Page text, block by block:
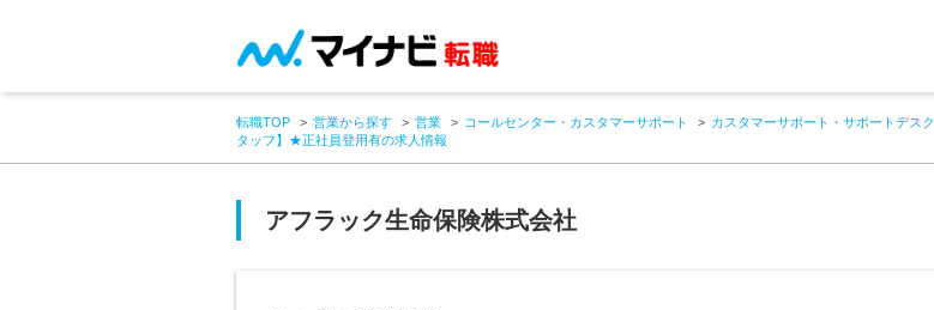
転職TOP 営業から探す 営業 コールセンター・カスタマーサポート カスタマーサポート・サポートデスク
タッフ】★正社員登用有の求人情報
アフラック生命保険株式会社